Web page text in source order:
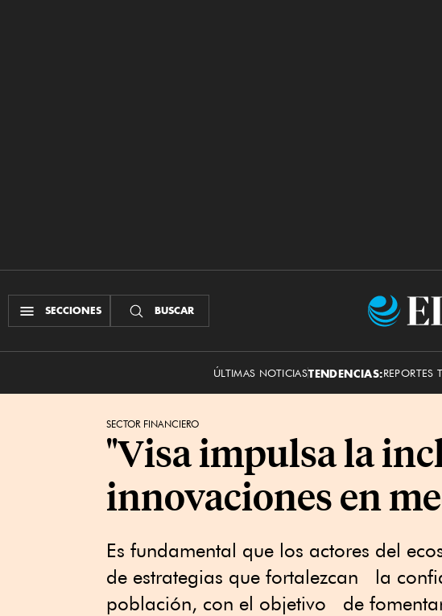
SECCIONES BUSCAR
ÚLTIMAS NOTICIASTENDENCIAS:REPORTES
SECTOR FINANCIERO
"Visa impulsa la
innovaciones en
Es fundamental que los actores del
de estrategias que fortalezcan la
población, con el objetivo de